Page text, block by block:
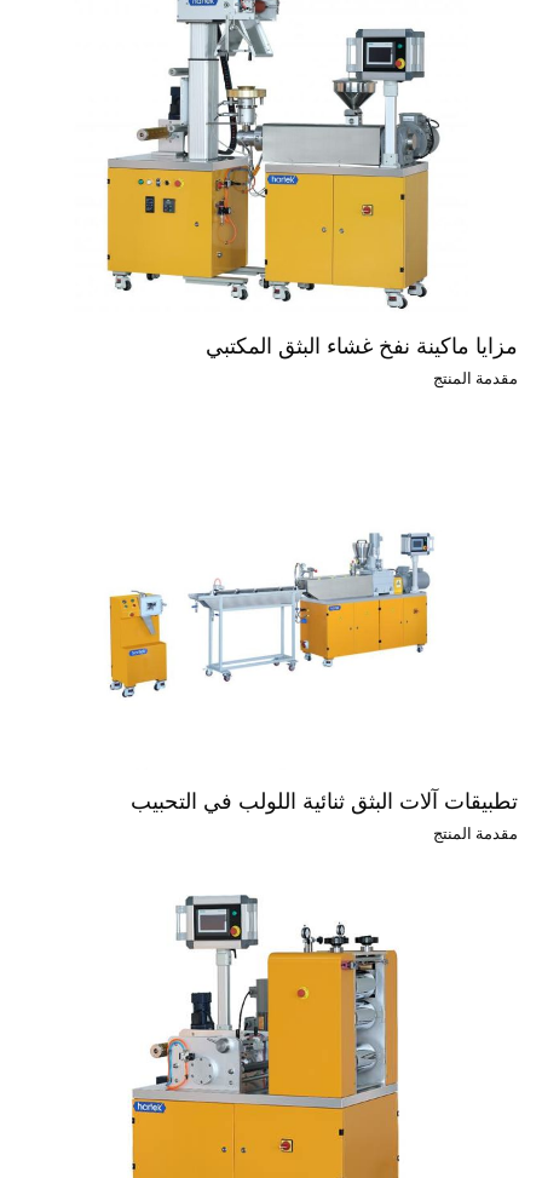
مزايا ماكينة نفخ غشاء البثق المكتبي
مقدمة المنتج
تطبيقات آلات البثق ثنائية اللولب في التحبيب
مقدمة المنتج